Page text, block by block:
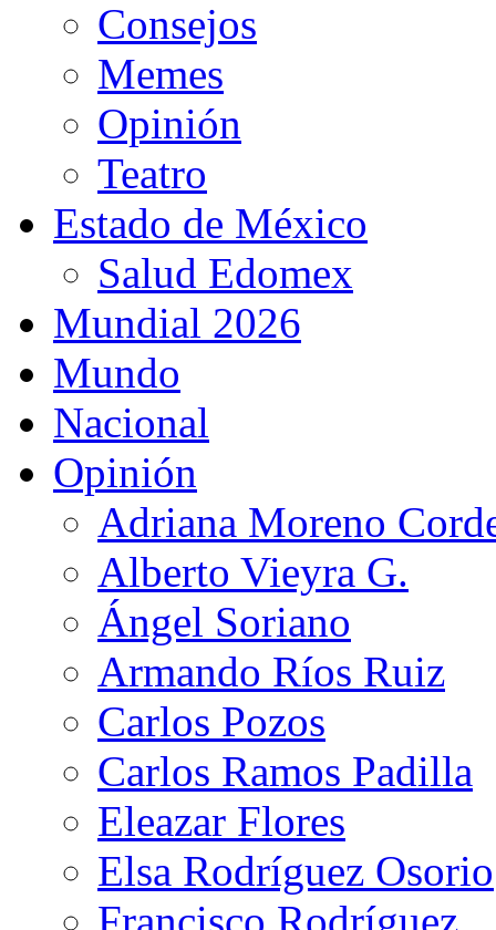
Consejos
Memes
Opinión
Teatro
Estado de México
Salud Edomex
Mundial 2026
Mundo
Nacional
Opinión
Adriana Moreno
Alberto Vieyra G.
Ángel Soriano
Armando Ríos Ruiz
Carlos Pozos
Carlos Ramos Padilla
Eleazar Flores
Elsa Rodríguez Osorio
Francisco Rodríguez